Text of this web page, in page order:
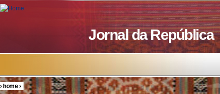
Skip to main content
Jornal da República
You are here
›home›